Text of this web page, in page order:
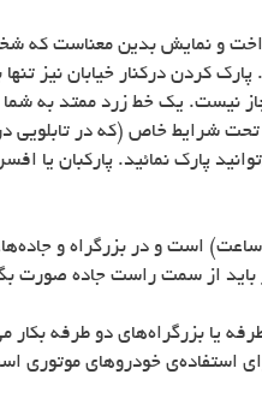
و نمایش بدین معناست که
پارک کردن درکنار خیابان
نیست. یک خط زرد ممتد به
شرایط خاص (که در تابلویی
پارک نمائید. پارکبان یا
باید از سمت راست جاده صورت
یا بزرگراه‌های دو طرفه بکار
استفاده‌ی خودروهای موتوری